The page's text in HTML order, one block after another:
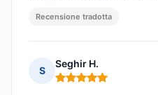
Recensione tradotta
S
Seghir H.
Nota: 5 su 5